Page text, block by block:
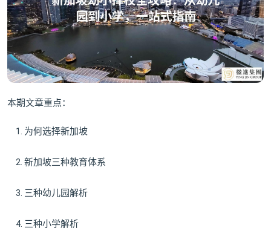
本期文章重点：
为何选择新加坡
新加坡三种教育体系
三种幼儿园解析
三种小学解析